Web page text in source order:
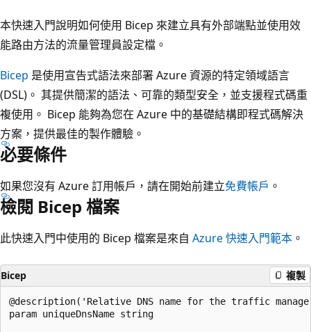
本快速入門說明如何使用 Bicep 來建立具有外部端點並使用效
能路由方法的流量管理員設定檔。
Bicep 是使用宣告式語法來部署 Azure 資源的特定領域語言
(DSL)。 其提供簡潔的語法、可靠的類型安全，並支援程式碼重
複使用。 Bicep 能夠為您在 Azure 中的基礎結構即程式碼解決
方案，提供最佳的製作體驗。
必要條件
如果您沒有 Azure 訂用帳戶，請在開始前建立免費帳戶 。
檢閱 Bicep 檔案
此快速入門中使用的 Bicep 檔案是來自 Azure 快速入門範本 。
Bicep 複製
@description('Relative DNS name for the traffic
param uniqueDnsName string